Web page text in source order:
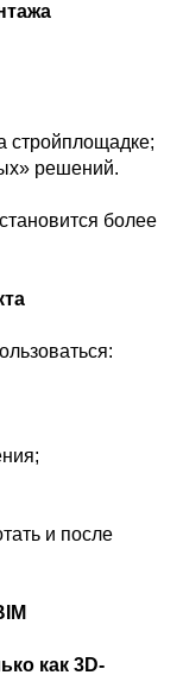
стройплощадке;
решений.
более
и после
как 3D-